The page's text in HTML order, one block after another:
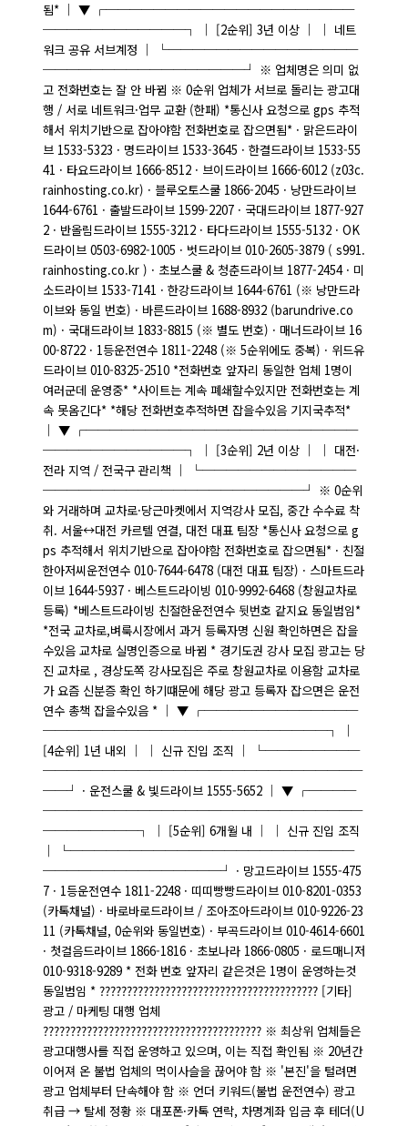
됨* │ ▼ ┌─────────────────────
────────────┐ │ [2순위] 3년 이상 │ │ 네트
워크 공유 서브계정 │ └────────────────
─────────────────┘ ※ 업체명은 의미 없
고 전화번호는 잘 안 바뀜 ※ 0순위 업체가 서브로 돌리는 광고대
행 / 서로 네트워크·업무 교환 (한패) *통신사 요청으로 gps 추적
해서 위치기반으로 잡아야함 전화번호로 잡으면됨* · 맑은드라이
브 1533-5323 · 명드라이브 1533-3645 · 한결드라이브 1533-55
41 · 타요드라이브 1666-8512 · 브이드라이브 1666-6012 (z03c.
rainhosting.co.kr) · 블루오토스쿨 1866-2045 · 낭만드라이브
1644-6761 · 출발드라이브 1599-2207 · 국대드라이브 1877-927
2 · 반올림드라이브 1555-3212 · 타다드라이브 1555-5132 · OK
드라이브 0503-6982-1005 · 벗드라이브 010-2605-3879 ( s991.
rainhosting.co.kr ) · 초보스쿨 & 청춘드라이브 1877-2454 · 미
소드라이브 1533-7141 · 한강드라이브 1644-6761 (※ 낭만드라
이브와 동일 번호) · 바른드라이브 1688-8932 (barundrive.co
m) · 국대드라이브 1833-8815 (※ 별도 번호) · 매너드라이브 16
00-8722 · 1등운전연수 1811-2248 (※ 5순위에도 중복) · 위드유
드라이브 010-8325-2510 *전화번호 앞자리 동일한 업체 1명이
여러군데 운영중* *사이트는 계속 폐쇄할수있지만 전화번호는 계
속 못옴긴다* *해당 전화번호추적하면 잡을수있음 기지국추적*
│ ▼ ┌───────────────────────
────────────┐ │ [3순위] 2년 이상 │ │ 대전·
전라 지역 / 전국구 관리책 │ └─────────────
──────────────────────┘ ※ 0순위
와 거래하며 교차로·당근마켓에서 지역강사 모집, 중간 수수료 착
취. 서울↔대전 카르텔 연결, 대전 대표 팀장 *통신사 요청으로 g
ps 추적해서 위치기반으로 잡아야함 전화번호로 잡으면됨* · 친절
한아저씨운전연수 010-7644-6478 (대전 대표 팀장) · 스마트드라
이브 1644-5937 · 베스트드라이빙 010-9992-6468 (창원교차로
등록) *베스트드라이빙 친절한운전연수 뒷번호 같지요 동일범임*
*전국 교차로,벼룩시장에서 과거 등록자명 신원 확인하면은 잡을
수있음 교차로 실명인증으로 바뀜 * 경기도권 강사 모집 광고는 당
진 교차로 , 경상도쪽 강사모집은 주로 창원교차로 이용함 교차로
가 요즘 신분증 확인 하기떄문에 해당 광고 등록자 잡으면은 운전
연수 총책 잡을수있음 * │ ▼ ┌─────────────
────────────────────────┐ │
[4순위] 1년 내외 │ │ 신규 진입 조직 │ └────────
───────────────────────────
──┘ · 운전스쿨 & 빛드라이브 1555-5652 │ ▼ ┌────
───────────────────────────
────────┐ │ [5순위] 6개월 내 │ │ 신규 진입 조직
│ └────────────────────────
───────────────┘ · 망고드라이브 1555-475
7 · 1등운전연수 1811-2248 · 띠띠빵빵드라이브 010-8201-0353
(카톡채널) · 바로바로드라이브 / 조아조아드라이브 010-9226-23
11 (카톡채널, 0순위와 동일번호) · 부곡드라이브 010-4614-6601
· 첫걸음드라이브 1866-1816 · 초보나라 1866-0805 · 로드매니저
010-9318-9289 * 전화 번호 앞자리 같은것은 1명이 운영하는것
동일범임 * ???????????????????????????????????????? [기타]
광고 / 마케팅 대행 업체
???????????????????????????????????????? ※ 최상위 업체들은
광고대행사를 직접 운영하고 있으며, 이는 직접 확인됨 ※ 20년간
이어져 온 불법 업체의 먹이사슬을 끊어야 함 ※ '본진'을 털려면
광고 업체부터 단속해야 함 ※ 언더 키워드(불법 운전연수) 광고
취급 → 탈세 정황 ※ 대포폰·카톡 연락, 차명계좌 입금 후 테더(U